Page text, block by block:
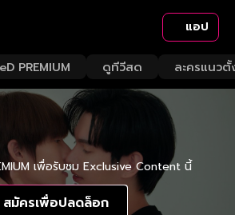
แอป
PREMIUM ดูทีวีสด ละครแนวตั้
เพื่อรับชม Exclusive Content นี้
สมัครเพื่อปลดล็อก